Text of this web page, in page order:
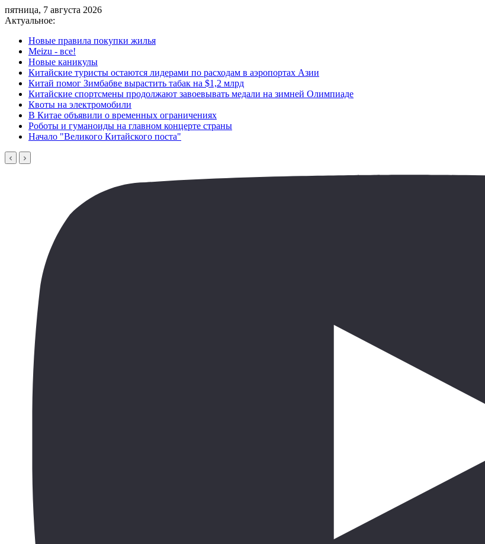
пятница, 7 августа 2026
Актуальное:
Новые правила покупки жилья
Meizu - все!
Новые каникулы
Китайские туристы остаются лидерами по расходам в аэропортах Азии
Китай помог Зимбабве вырастить табак на $1,2 млрд
Китайские спортсмены продолжают завоевывать медали на зимней Олимпиаде
Квоты на электромобили
В Китае объявили о временных ограничениях
Роботы и гуманоиды на главном концерте страны
Начало "Великого Китайского поста"